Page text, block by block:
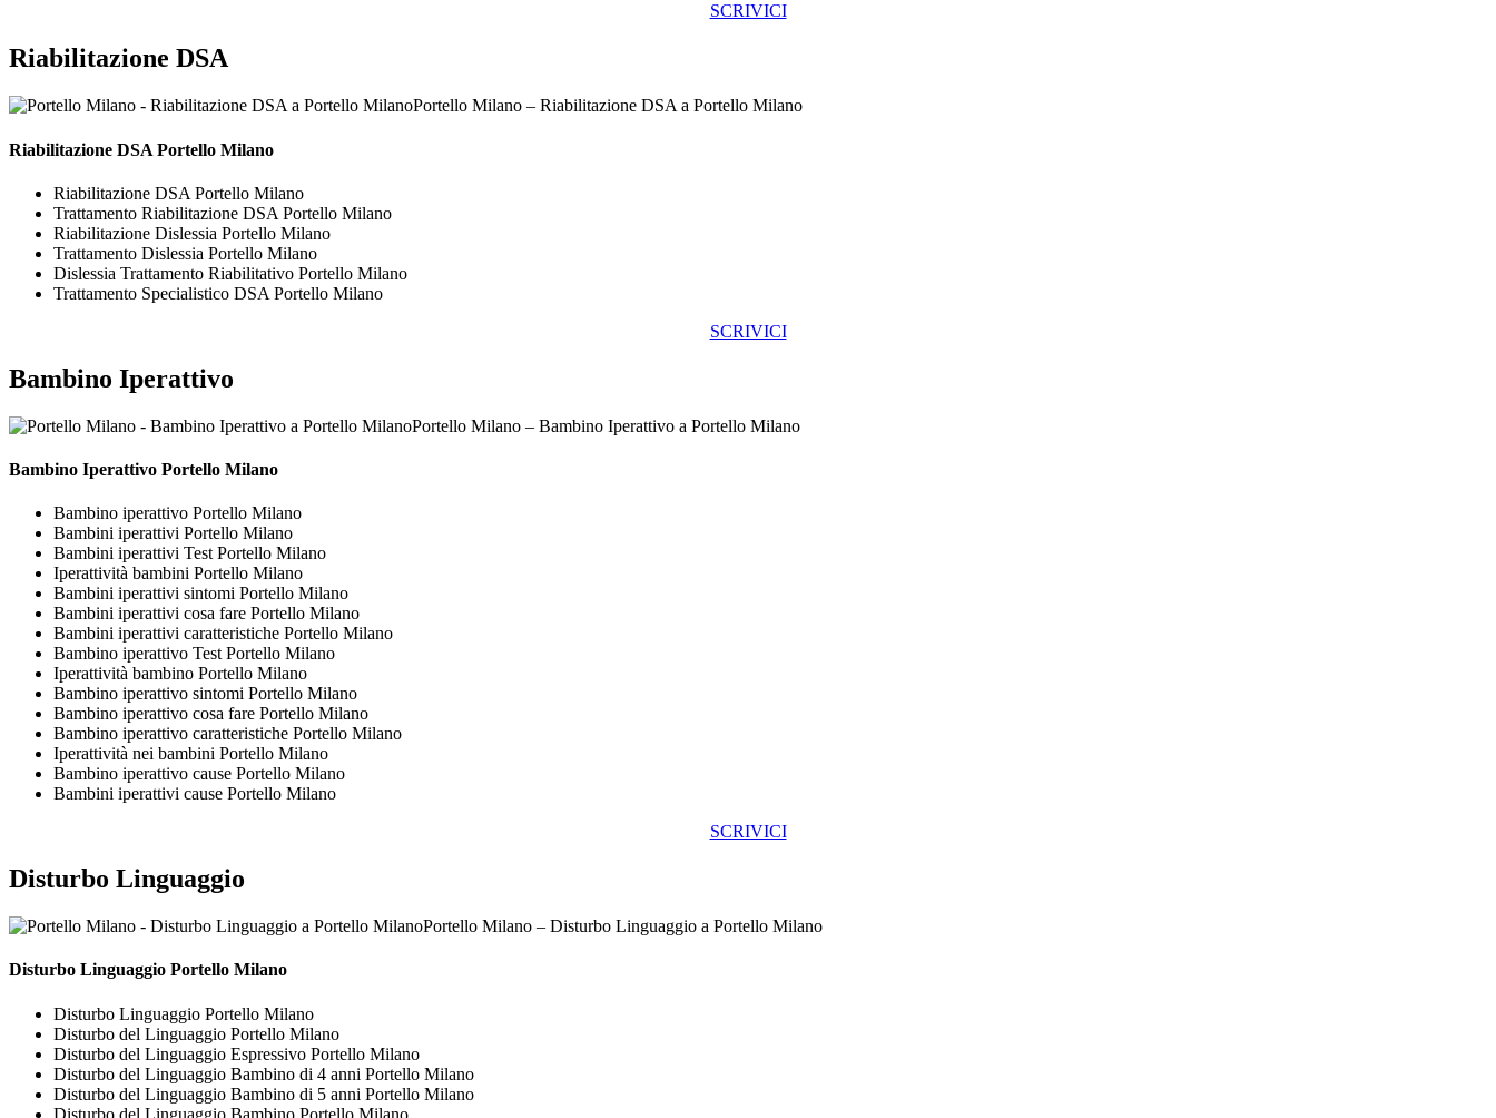
SCRIVICI
Riabilitazione DSA
Portello Milano – Riabilitazione DSA a Portello Milano
Riabilitazione DSA Portello Milano
Riabilitazione DSA Portello Milano
Trattamento Riabilitazione DSA Portello Milano
Riabilitazione Dislessia Portello Milano
Trattamento Dislessia Portello Milano
Dislessia Trattamento Riabilitativo Portello Milano
Trattamento Specialistico DSA Portello Milano
SCRIVICI
Bambino Iperattivo
Portello Milano – Bambino Iperattivo a Portello Milano
Bambino Iperattivo Portello Milano
Bambino iperattivo Portello Milano
Bambini iperattivi Portello Milano
Bambini iperattivi Test Portello Milano
Iperattività bambini Portello Milano
Bambini iperattivi sintomi Portello Milano
Bambini iperattivi cosa fare Portello Milano
Bambini iperattivi caratteristiche Portello Milano
Bambino iperattivo Test Portello Milano
Iperattività bambino Portello Milano
Bambino iperattivo sintomi Portello Milano
Bambino iperattivo cosa fare Portello Milano
Bambino iperattivo caratteristiche Portello Milano
Iperattività nei bambini Portello Milano
Bambino iperattivo cause Portello Milano
Bambini iperattivi cause Portello Milano
SCRIVICI
Disturbo Linguaggio
Portello Milano – Disturbo Linguaggio a Portello Milano
Disturbo Linguaggio Portello Milano
Disturbo Linguaggio Portello Milano
Disturbo del Linguaggio Portello Milano
Disturbo del Linguaggio Espressivo Portello Milano
Disturbo del Linguaggio Bambino di 4 anni Portello Milano
Disturbo del Linguaggio Bambino di 5 anni Portello Milano
Disturbo del Linguaggio Bambino Portello Milano